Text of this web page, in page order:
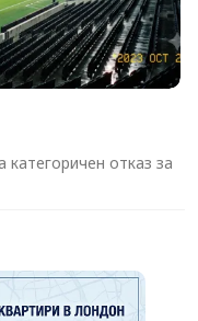
категоричен отказ за